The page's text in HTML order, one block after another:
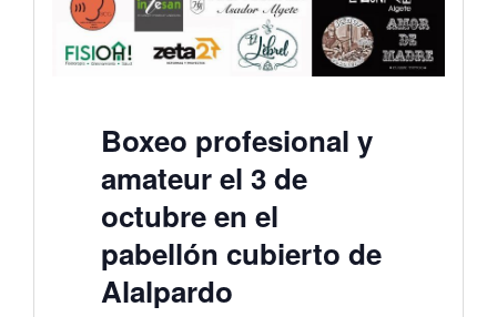
Boxeo profesional y
amateur el 3 de
octubre en el
pabellón cubierto de
Alalpardo